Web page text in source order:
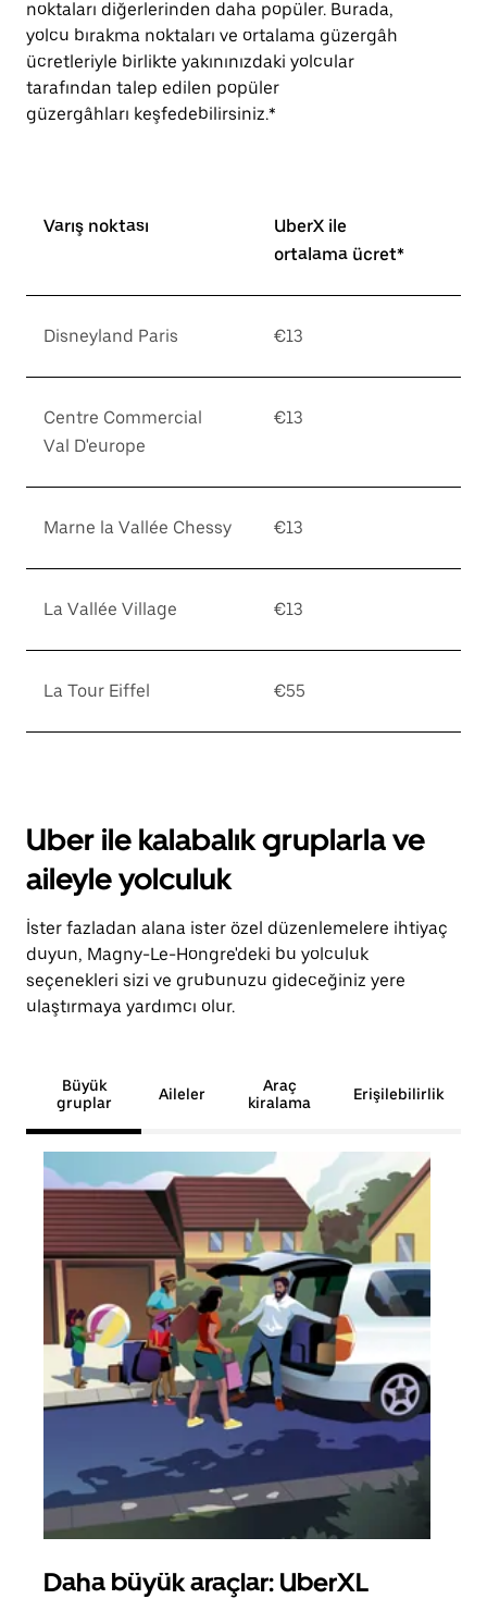
noktaları diğerlerinden daha popüler. Burada,
yolcu bırakma noktaları ve ortalama güzergâh
ücretleriyle birlikte yakınınızdaki yolcular
tarafından talep edilen popüler
güzergâhları keşfedebilirsiniz.*
Varış noktası
UberX ile
ortalama ücret*
Disneyland Paris €13
Centre Commercial
Val D'europe
€13
Marne la Vallée Chessy €13
La Vallée Village €13
La Tour Eiffel €55
Uber ile kalabalık gruplarla ve
aileyle yolculuk
İster fazladan alana ister özel düzenlemelere ihtiyaç
duyun, Magny-Le-Hongre'deki bu yolculuk
seçenekleri sizi ve grubunuzu gideceğiniz yere
ulaştırmaya yardımcı olur.
Büyük
gruplar
Aileler
Araç
kiralama
Erişilebilirlik
Daha büyük araçlar: UberXL